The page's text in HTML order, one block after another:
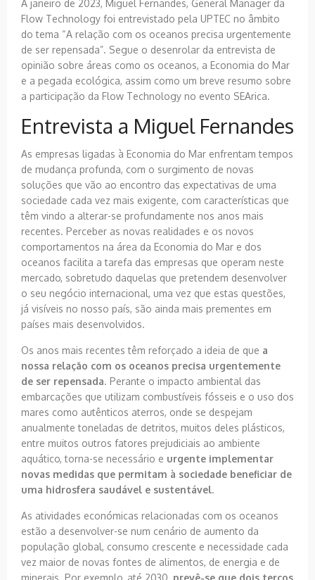
A janeiro de 2023, Miguel Fernandes, General Manager da
Flow Technology foi entrevistado pela UPTEC no âmbito
do tema “A relação com os oceanos precisa urgentemente
de ser repensada”. Segue o desenrolar da entrevista de
opinião sobre áreas como os oceanos, a Economia do Mar
e a pegada ecológica, assim como um breve resumo sobre
a participação da Flow Technology no evento SEArica.
Entrevista a Miguel Fernandes
As empresas ligadas à Economia do Mar enfrentam tempos
de mudança profunda, com o surgimento de novas
soluções que vão ao encontro das expectativas de uma
sociedade cada vez mais exigente, com características que
têm vindo a alterar-se profundamente nos anos mais
recentes. Perceber as novas realidades e os novos
comportamentos na área da Economia do Mar e dos
oceanos facilita a tarefa das empresas que operam neste
mercado, sobretudo daquelas que pretendem desenvolver
o seu negócio internacional, uma vez que estas questões,
já visíveis no nosso país, são ainda mais prementes em
países mais desenvolvidos.
Os anos mais recentes têm reforçado a ideia de que a
nossa relação com os oceanos precisa urgentemente
de ser repensada. Perante o impacto ambiental das
embarcações que utilizam combustíveis fósseis e o uso dos
mares como autênticos aterros, onde se despejam
anualmente toneladas de detritos, muitos deles plásticos,
entre muitos outros fatores prejudiciais ao ambiente
aquático, torna-se necessário e urgente implementar
novas medidas que permitam à sociedade beneficiar de
uma hidrosfera saudável e sustentável.
As atividades económicas relacionadas com os oceanos
estão a desenvolver-se num cenário de aumento da
população global, consumo crescente e necessidade cada
vez maior de novas fontes de alimentos, de energia e de
minerais. Por exemplo, até 2030, prevê-se que dois terços